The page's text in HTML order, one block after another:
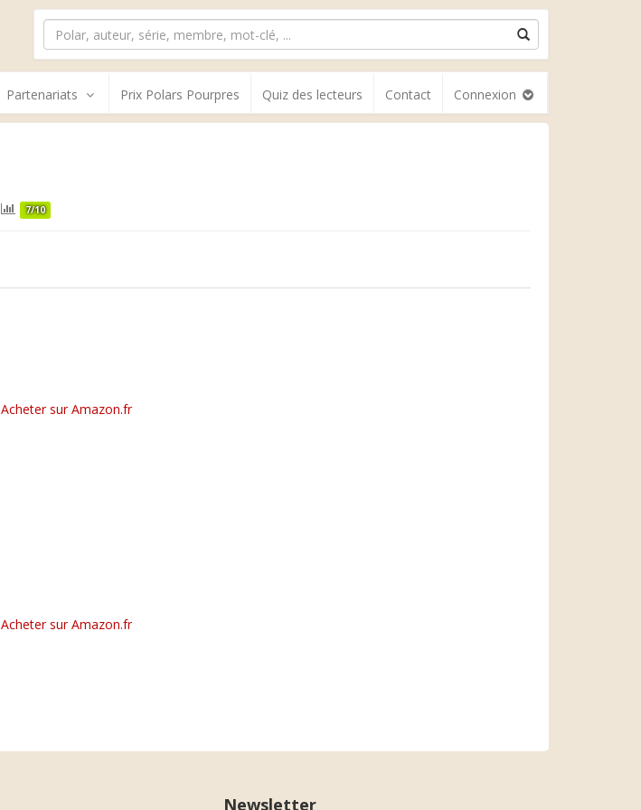
Partenariats Prix Polars Pourpres Quiz des lecteurs Contact Connexion
7/10
Acheter sur Amazon.fr
Acheter sur Amazon.fr
Newsletter